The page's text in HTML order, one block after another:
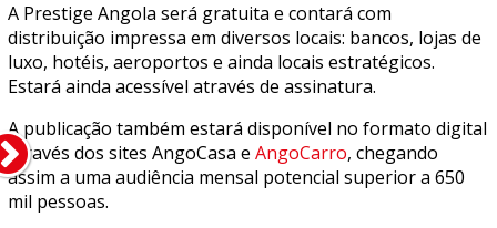
A Prestige Angola será gratuita e contará com
distribuição impressa em diversos locais: bancos, lojas de
luxo, hotéis, aeroportos e ainda locais estratégicos.
Estará ainda acessível através de assinatura.
A publicação também estará disponível no formato digital
através dos sites AngoCasa e AngoCarro, chegando
assim a uma audiência mensal potencial superior a 650
mil pessoas.